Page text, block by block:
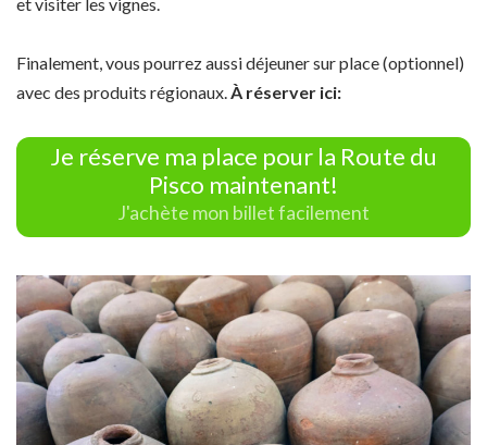
Finalement, vous pourrez aussi déjeuner sur place (optionnel)
avec des produits régionaux.À réserver ici:
Je réserve ma place pour la Route du
Pisco maintenant!
J'achète mon billet facilement